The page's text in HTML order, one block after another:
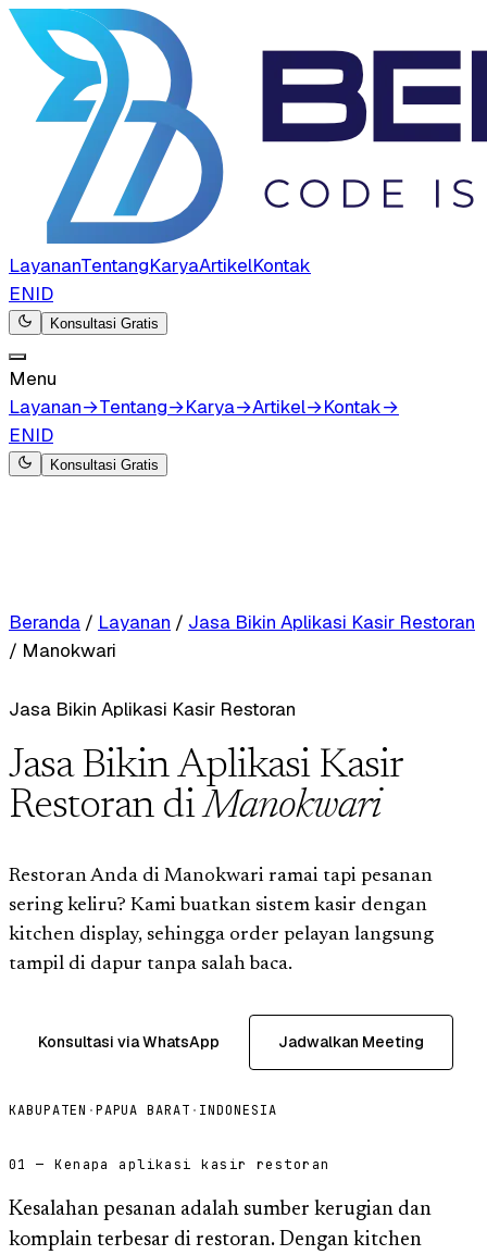
LayananTentangKaryaArtikelKontak
ENID
Konsultasi Gratis
Menu
Layanan→Tentang→Karya→Artikel→Kontak→
ENID
Konsultasi Gratis
Beranda / Layanan / Jasa Bikin Aplikasi Kasir Restoran
/ Manokwari
Jasa Bikin Aplikasi Kasir Restoran
Jasa Bikin Aplikasi Kasir
Restoran diManokwari
Restoran Anda di Manokwari ramai tapi pesanan
sering keliru? Kami buatkan sistem kasir dengan
kitchen display, sehingga order pelayan langsung
tampil di dapur tanpa salah baca.
Konsultasi via WhatsApp Jadwalkan Meeting
KABUPATEN ·PAPUA BARAT · INDONESIA
01 — Kenapa aplikasi kasir restoran
Kesalahan pesanan adalah sumber kerugian dan
komplain terbesar di restoran. Dengan kitchen